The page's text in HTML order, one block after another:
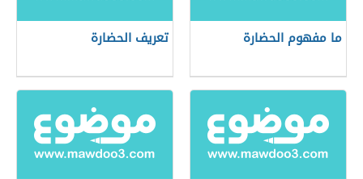
ما مفهوم الحضارة تعريف الحضارة